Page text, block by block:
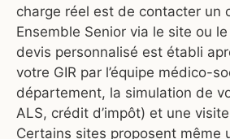
charge réel est de contacter un
Ensemble Senior via le site ou
devis personnalisé est établi
votre GIR par l’équipe médico-
département, la simulation de
ALS, crédit d’impôt) et une
Certains sites proposent même